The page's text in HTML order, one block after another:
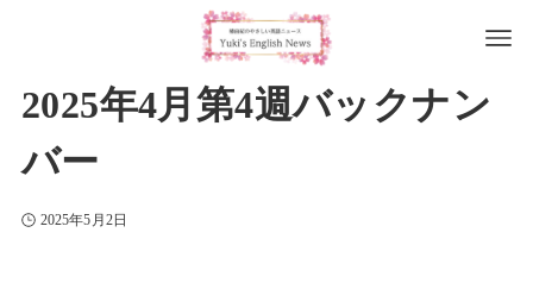
2025年4月第4週バックナン
バー
2025年5月2日